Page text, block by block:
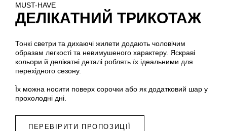
MUST-HAVE
ДЕЛІКАТНИЙ ТРИКОТАЖ
Тонкі светри та дихаючі жилети додають чоловічим
образам легкості та невимушеного характеру. Яскраві
кольори й делікатні деталі роблять їх ідеальними для
перехідного сезону.
Їх можна носити поверх сорочки або як додатковий шар у
прохолодні дні.
ПЕРЕВІРИТИ ПРОПОЗИЦІЇ